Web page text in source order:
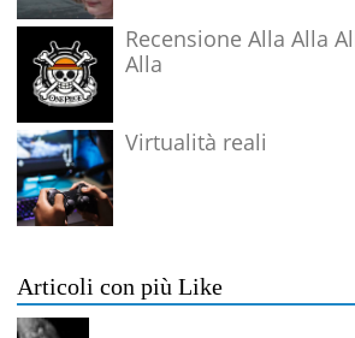
Recensione Alla Alla
Alla
Virtualità reali
Articoli con più Like